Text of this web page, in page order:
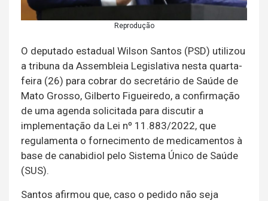
Reprodução
O deputado estadual Wilson Santos (PSD) utilizou
a tribuna da Assembleia Legislativa nesta quarta-
feira (26) para cobrar do secretário de Saúde de
Mato Grosso, Gilberto Figueiredo, a confirmação
de uma agenda solicitada para discutir a
implementação da Lei nº 11.883/2022, que
regulamenta o fornecimento de medicamentos à
base de canabidiol pelo Sistema Único de Saúde
(SUS).
Santos afirmou que, caso o pedido não seja